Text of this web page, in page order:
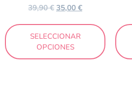
39,90€35,00€
SELECCIONAR
OPCIONES